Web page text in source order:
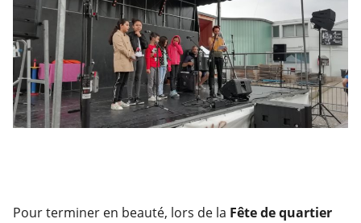
Pour terminer en beauté, lors de la Fête de quartier